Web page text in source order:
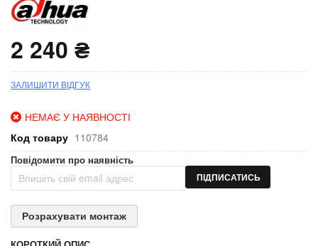
2 240 ₴
ЗАЛИШИТИ ВІДГУК
НЕМАЄ У НАЯВНОСТІ
Код товару 110784
Повідомити про наявність
ПІДПИСАТИСЬ
Розрахувати монтаж